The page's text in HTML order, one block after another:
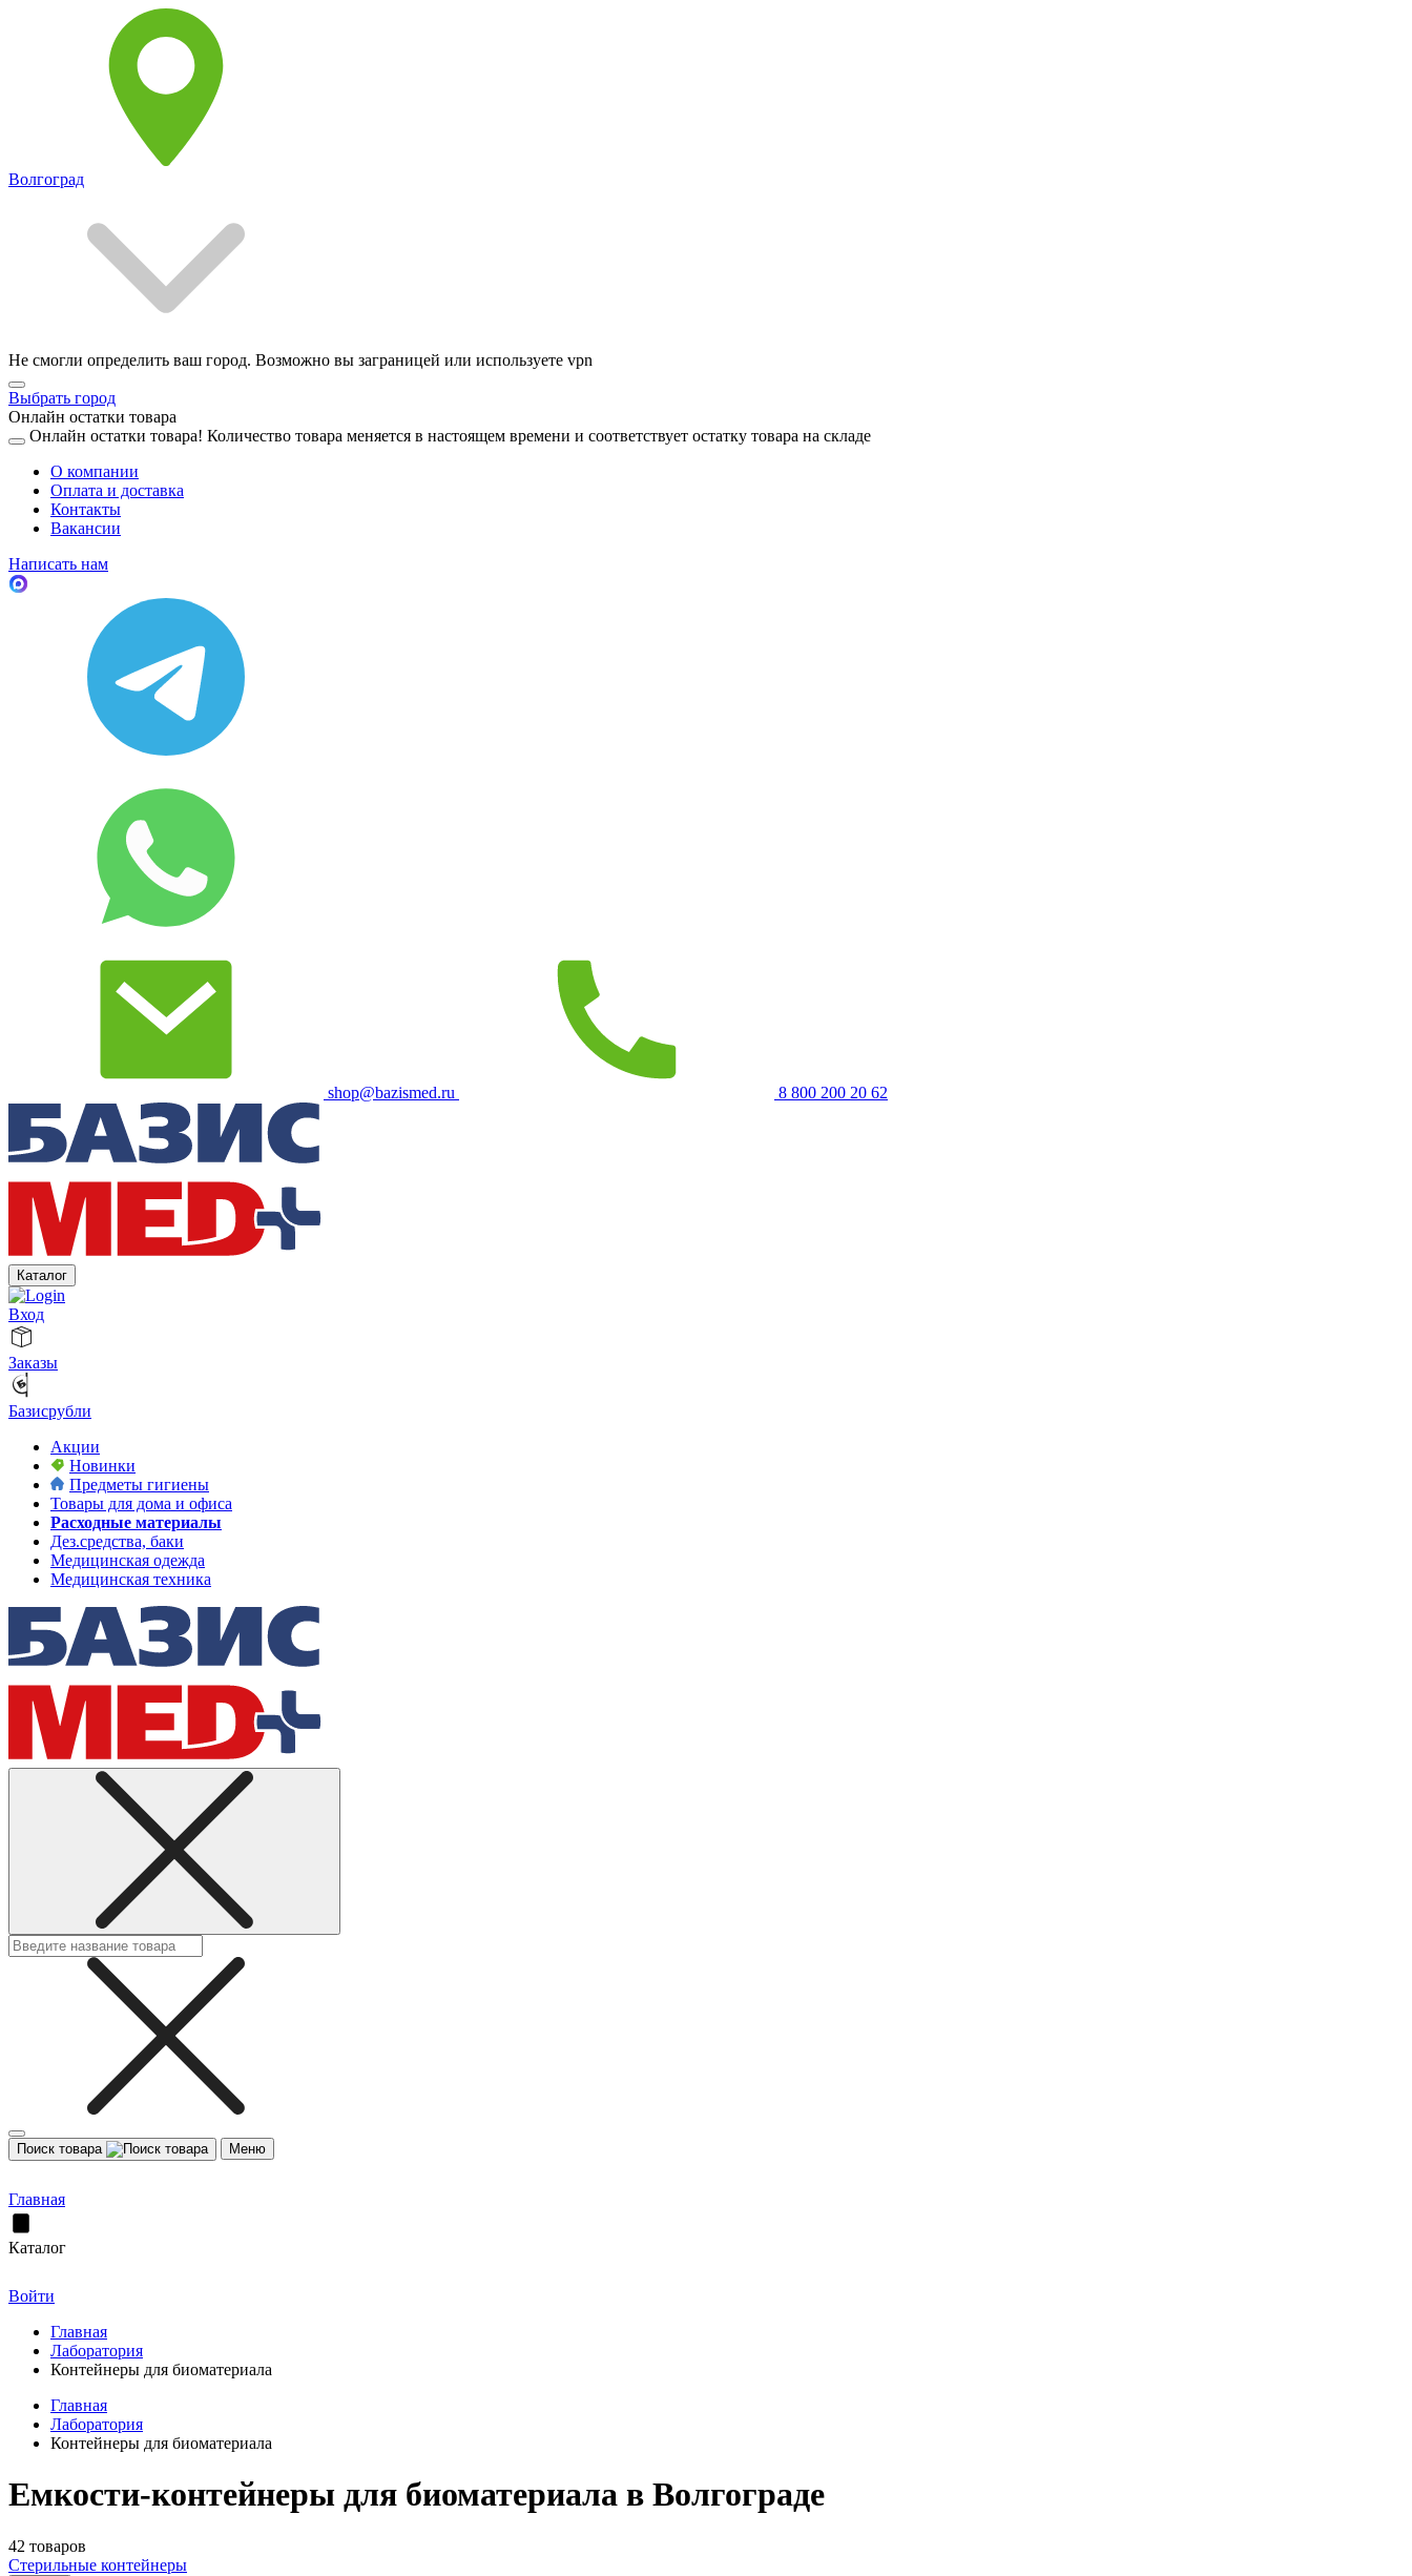
Волгоград
Не смогли определить ваш город. Возможно вы заграницей или используете vpn
Выбрать город
Онлайн остатки товара
Онлайн остатки товара! Количество товара меняется в настоящем времени и соответствует остатку товара на складе
О компании
Оплата и доставка
Контакты
Вакансии
Написать нам
shop@bazismed.ru 8 800 200 20 62
Каталог
Вход
Заказы
Базисрубли
Акции
Новинки
Предметы гигиены
Товары для дома и офиса
Расходные материалы
Дез.средства, баки
Медицинская одежда
Медицинская техника
Поиск товара Меню
Главная
Каталог
Войти
Главная
Лаборатория
Контейнеры для биоматериала
Главная
Лаборатория
Контейнеры для биоматериала
Емкости-контейнеры для биоматериала в Волгограде
42 товаров
Стерильные контейнеры